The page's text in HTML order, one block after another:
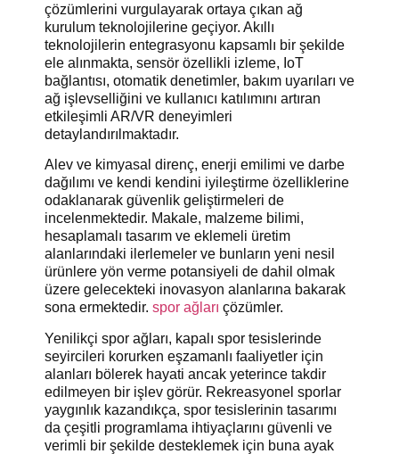
çözümlerini vurgulayarak ortaya çıkan ağ
kurulum teknolojilerine geçiyor. Akıllı
teknolojilerin entegrasyonu kapsamlı bir şekilde
ele alınmakta, sensör özellikli izleme, IoT
bağlantısı, otomatik denetimler, bakım uyarıları ve
ağ işlevselliğini ve kullanıcı katılımını artıran
etkileşimli AR/VR deneyimleri
detaylandırılmaktadır.
Alev ve kimyasal direnç, enerji emilimi ve darbe
dağılımı ve kendi kendini iyileştirme özelliklerine
odaklanarak güvenlik geliştirmeleri de
incelenmektedir. Makale, malzeme bilimi,
hesaplamalı tasarım ve eklemeli üretim
alanlarındaki ilerlemeler ve bunların yeni nesil
ürünlere yön verme potansiyeli de dahil olmak
üzere gelecekteki inovasyon alanlarına bakarak
sona ermektedir. spor ağları çözümler.
Yenilikçi spor ağları, kapalı spor tesislerinde
seyircileri korurken eşzamanlı faaliyetler için
alanları bölerek hayati ancak yeterince takdir
edilmeyen bir işlev görür. Rekreasyonel sporlar
yaygınlık kazandıkça, spor tesislerinin tasarımı
da çeşitli programlama ihtiyaçlarını güvenli ve
verimli bir şekilde desteklemek için buna ayak